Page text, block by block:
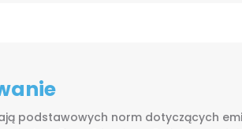
podstawowych norm dotyczących